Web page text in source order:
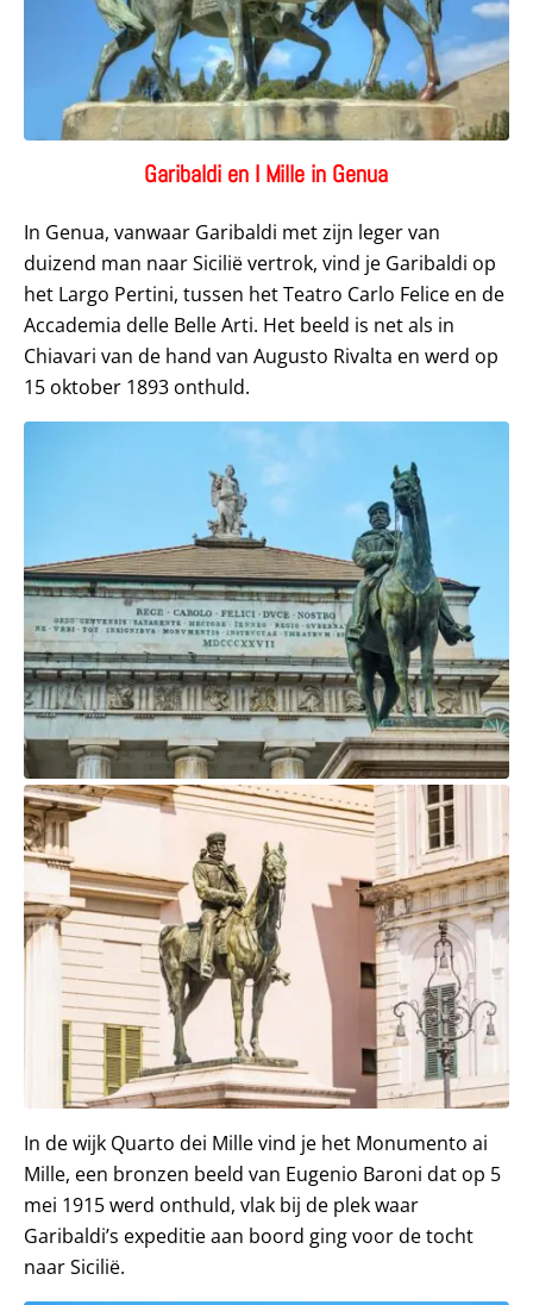
Garibaldi en I Mille in Genua
In Genua, vanwaar Garibaldi met zijn leger van
duizend man naar Sicilië vertrok, vind je Garibaldi op
het Largo Pertini, tussen het Teatro Carlo Felice en de
Accademia delle Belle Arti. Het beeld is net als in
Chiavari van de hand van Augusto Rivalta en werd op
15 oktober 1893 onthuld.
In de wijk Quarto dei Mille vind je het Monumento ai
Mille, een bronzen beeld van Eugenio Baroni dat op 5
mei 1915 werd onthuld, vlak bij de plek waar
Garibaldi’s expeditie aan boord ging voor de tocht
naar Sicilië.